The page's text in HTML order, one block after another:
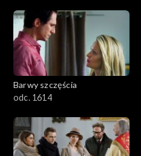
Barwy szczęścia
odc. 1614